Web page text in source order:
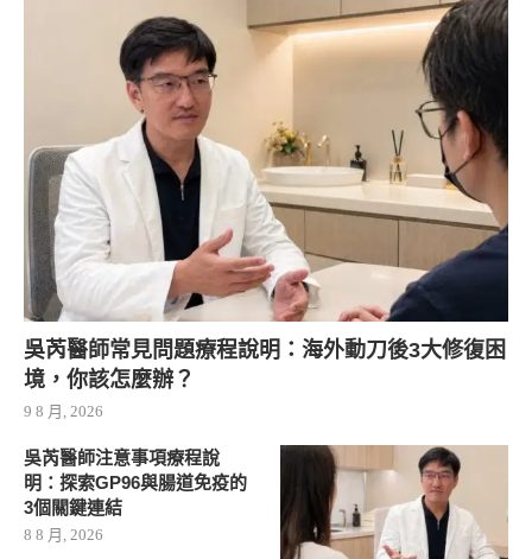
吳芮醫師常見問題療程說明：海外動刀後3大修復困
境，你該怎麼辦？
9 8 月, 2026
吳芮醫師注意事項療程說
明：探索GP96與腸道免疫的
3個關鍵連結
8 8 月, 2026